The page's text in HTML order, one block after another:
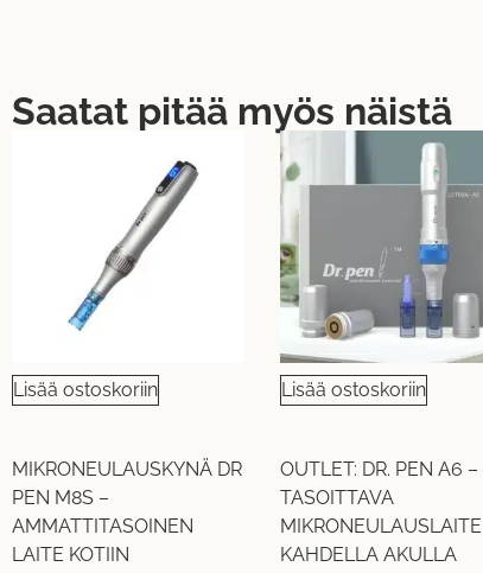
Saatat pitää myös näistä
Lisää ostoskoriin
MIKRONEULAUSKYNÄ DR
PEN M8S –
AMMATTITASOINEN
LAITE KOTIIN
Lisää ostoskoriin
OUTLET: DR. PEN A6 –
TASOITTAVA
MIKRONEULAUSLAITE
KAHDELLA AKULLA